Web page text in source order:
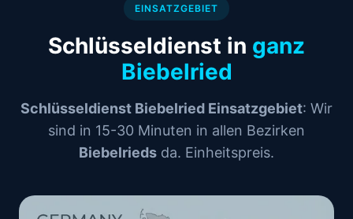
EINSATZGEBIET
Schlüsseldienst in ganz
Biebelried
Schlüsseldienst Biebelried Einsatzgebiet: Wir
sind in 15-30 Minuten in allen Bezirken
Biebelrieds da. Einheitspreis.